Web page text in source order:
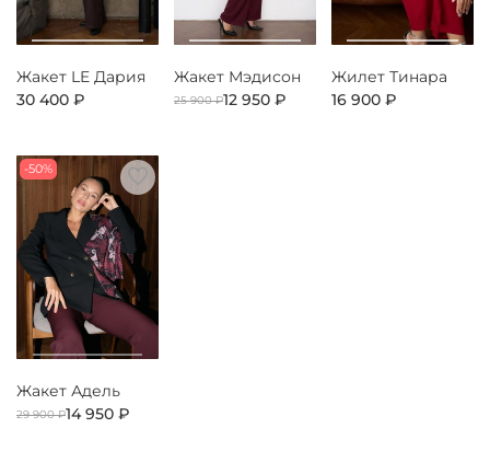
Жакет LE Дария
30 400 ₽
Жакет Мэдисон
25 900 ₽12 950 ₽
Жилет Тинара
16 900 ₽
-50%
Жакет Адель
29 900 ₽14 950 ₽